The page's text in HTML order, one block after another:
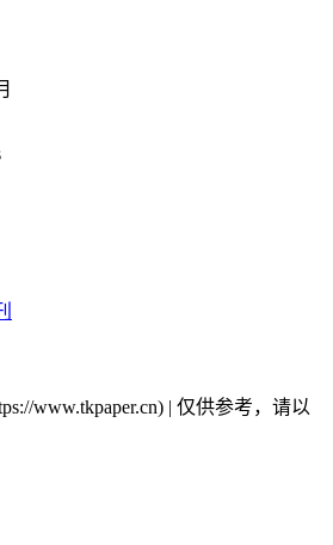
www.tkpaper.cn) | 仅供参考，请以